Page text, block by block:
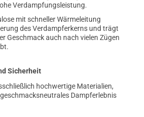
Verdampfungsleistung.
mit schneller Wärmeleitung
des Verdampferkerns und trägt
Geschmack auch nach vielen Zügen
Sicherheit
hochwertige Materialien,
Dampferlebnis